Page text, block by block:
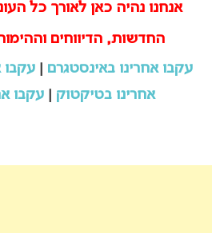
אנחנו נהיה כאן לאורך כל
החדשות, הדיווחים
עקבו אחרינו באינסטגרם| עקבו
אחרינו בטיקטוק| עקבו